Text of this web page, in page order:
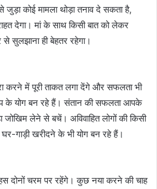
जुड़ा कोई मामला थोड़ा तनाव दे सकता है,
देगा। मां के साथ किसी बात को लेकर
सुलझाना ही बेहतर रहेगा।
में पूरी ताकत लगा देंगे और सफलता भी
के योग बन रहे हैं। संतान की सफलता आपके
जोखिम लेने से बचें। अविवाहित लोगों की किसी
गाड़ी खरीदने के भी योग बन रहे हैं।
दोनों चरम पर रहेंगे। कुछ नया करने की चाह